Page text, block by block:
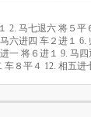
2. 马七退六 将５平
六进四 车２进１ 6.
一 将６进１ 9. 马
车８平４ 12. 相五进